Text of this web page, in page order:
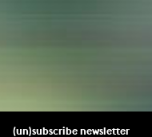
(un)subscribe newsletter